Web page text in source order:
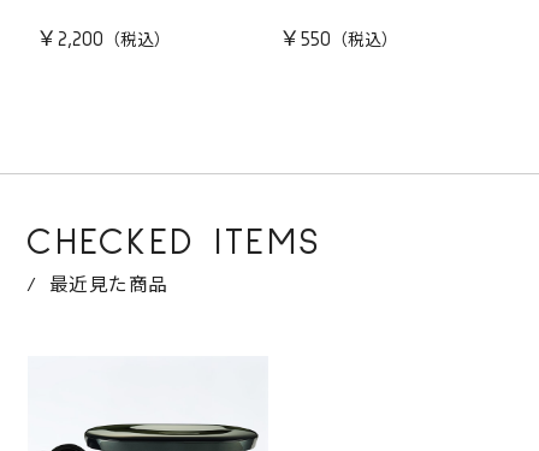
￥2,200 ￥550
CHECKED ITEMS
最近見た商品